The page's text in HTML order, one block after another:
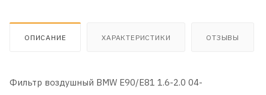
ОПИСАНИЕ ХАРАКТЕРИСТИКИ ОТЗЫВЫ
Фильтр воздушный BMW E90/E81 1.6-2.0 04-